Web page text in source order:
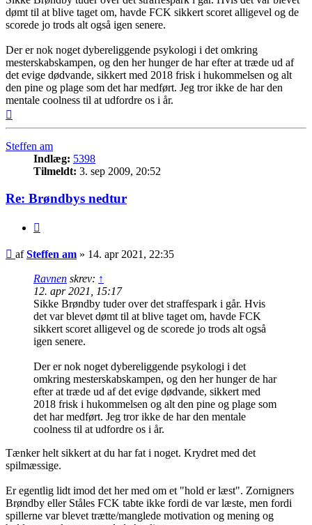
dømt til at blive taget om, havde FCK sikkert scoret alligevel og de
scorede jo trods alt også igen senere.
Der er nok noget dybereliggende psykologi i det omkring
mesterskabskampen, og den her hunger de har efter at træde ud af
det evige dødvande, sikkert med 2018 frisk i hukommelsen og alt
den pine og plage som det har medført. Jeg tror ikke de har den
mentale coolness til at udfordre os i år.
Steffen am
Indlæg: 5398
Tilmeldt: 3. sep 2009, 20:52
Re: Brøndbys nedtur
Indlæg
afSteffen am » 14. apr 2021, 22:35
Ravnen skrev: ↑
12. apr 2021, 15:17
Sikke Brøndby tuder over det straffespark i går. Hvis
det var blevet dømt til at blive taget om, havde FCK
sikkert scoret alligevel og de scorede jo trods alt også
igen senere.
Der er nok noget dybereliggende psykologi i det
omkring mesterskabskampen, og den her hunger de har
efter at træde ud af det evige dødvande, sikkert med
2018 frisk i hukommelsen og alt den pine og plage som
det har medført. Jeg tror ikke de har den mentale
coolness til at udfordre os i år.
Tænker helt sikkert at du har fat i noget. Krydret med det
spilmæssige.
Er egentlig lidt imod det her med om et "hold er læst". Zornigners
Brøndby eller Ståles FCK tabte ikke fordi de var læste, men fordi
spillerne var blevet trætte/manglede motivation og mening og